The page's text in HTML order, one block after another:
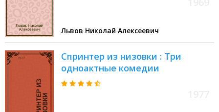
Львов Николай Алексеевич
Спринтер из низовки : Три
одноактные комедии